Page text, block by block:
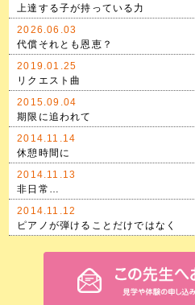
上達する子が持っている力
2026.06.03
代償それとも恩恵？
2019.01.25
リクエスト曲
2015.09.04
期限に追われて
2014.11.14
休憩時間に
2014.11.13
非日常…
2014.11.12
ピアノが弾けることだけではなく